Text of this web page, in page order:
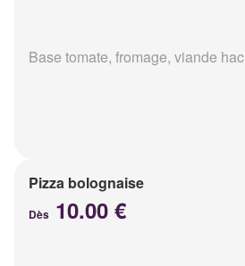
Base tomate, fromage, viande
Pizza bolognaise
Dès 10.00 €